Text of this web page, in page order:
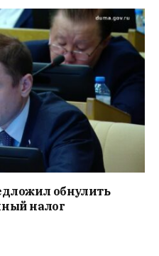
обнулить
налог